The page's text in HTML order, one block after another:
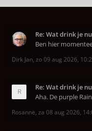
Re: Wat drink je
Ben hier
Dirk Jan, zo 09 aug 2026,
Re: Wat drink je
Aha. De purple
Rosanne, za 08 aug 2026,